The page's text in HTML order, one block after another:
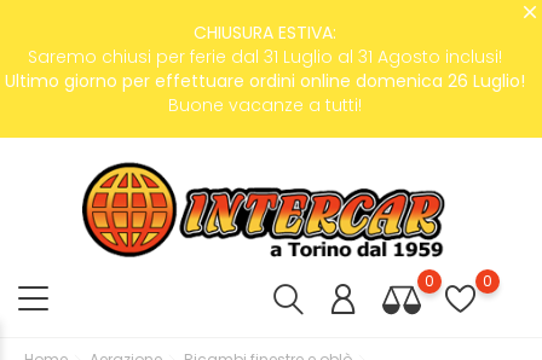
CHIUSURA ESTIVA:
Saremo chiusi per ferie dal 31 Luglio al 31 Agosto inclusi!
Ultimo giorno per effettuare ordini online domenica 26 Luglio!
Buone vacanze a tutti!
0 0